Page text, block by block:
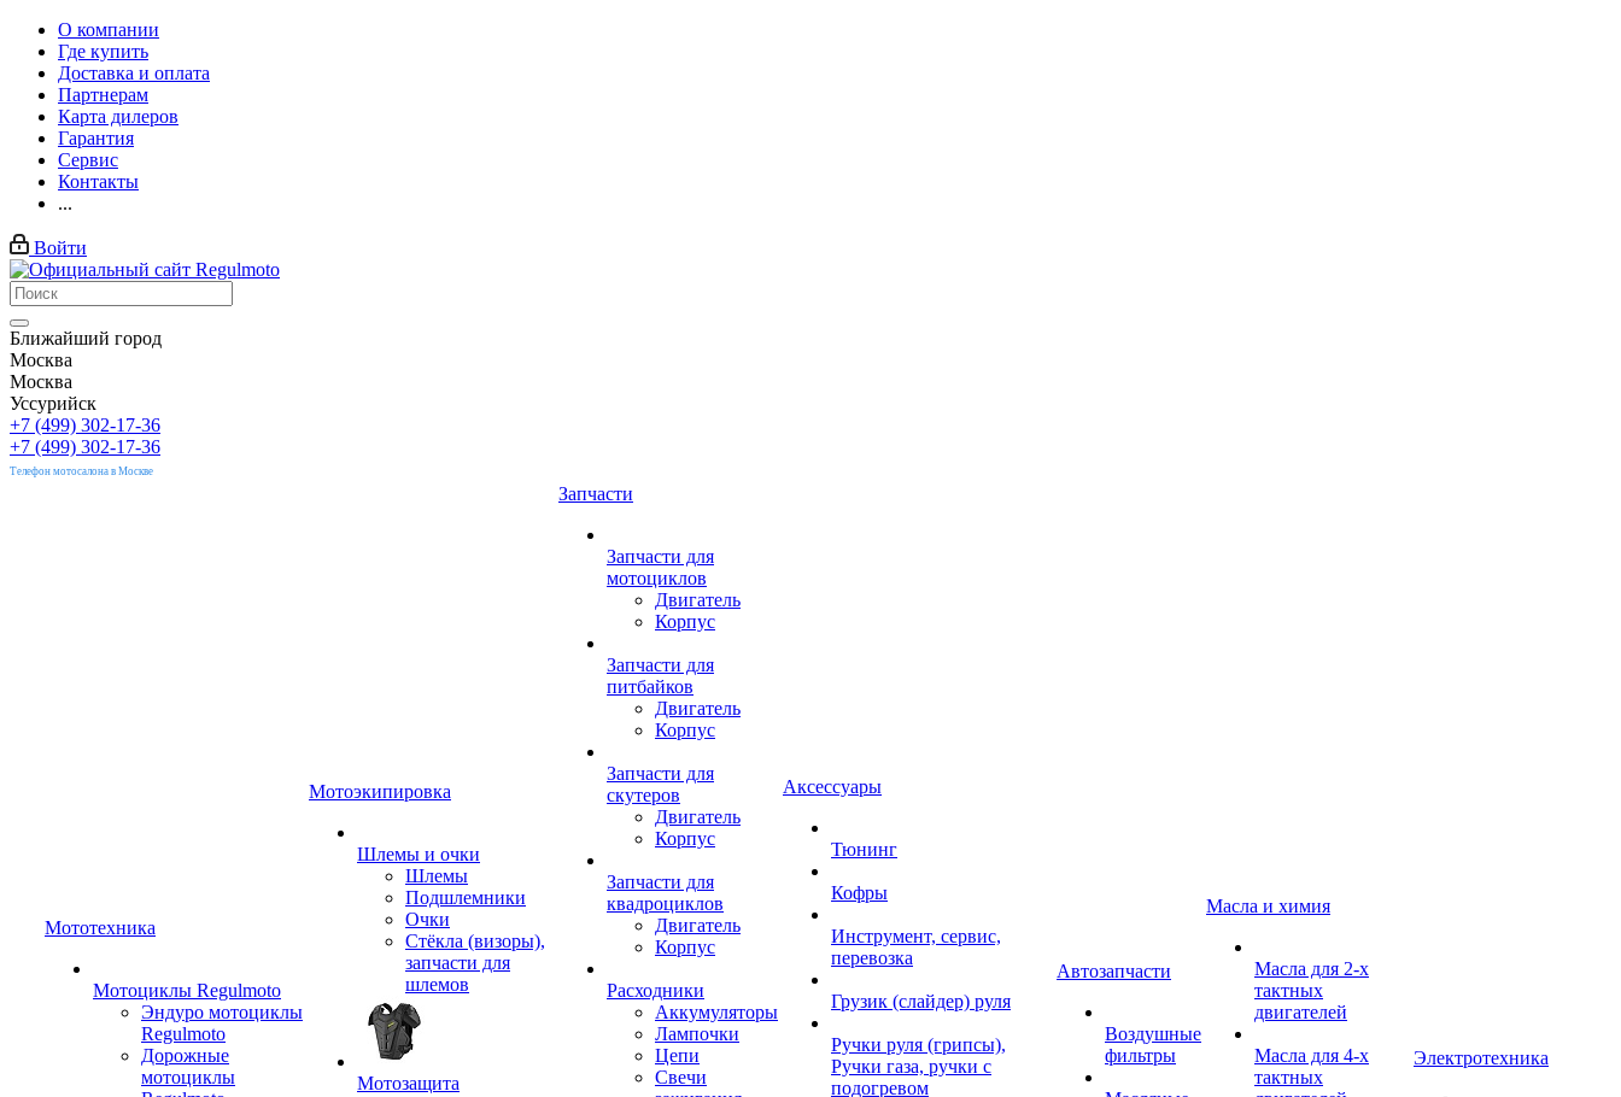
О компании
Где купить
Доставка и оплата
Партнерам
Карта дилеров
Гарантия
Сервис
Контакты
...
Войти
Ближайший город
Москва
Москва
Уссурийск
+7 (499) 302-17-36
+7 (499) 302-17-36
Телефон мотосалона в Москве
Мототехника
Мотоциклы Regulmoto
Эндуро мотоциклы
Regulmoto
Дорожные
мотоциклы
Мотоэкипировка
Шлемы и очки
Шлемы
Подшлемники
Очки
Стёкла (визоры),
запчасти для
шлемов
Мотозащита
Запчасти
Запчасти для
мотоциклов
Двигатель
Корпус
Запчасти для
питбайков
Двигатель
Корпус
Запчасти для
скутеров
Двигатель
Корпус
Запчасти для
квадроциклов
Двигатель
Корпус
Расходники
Аккумуляторы
Лампочки
Цепи
Свечи
Аксессуары
Тюнинг
Кофры
Инструмент, сервис,
перевозка
Грузик (слайдер) руля
Ручки руля (грипсы),
Ручки газа, ручки с
подогревом
Автозапчасти
Воздушные
фильтры
Масла и химия
Масла для 2-х
тактных
двигателей
Масла для 4-х
тактных
Электротехника